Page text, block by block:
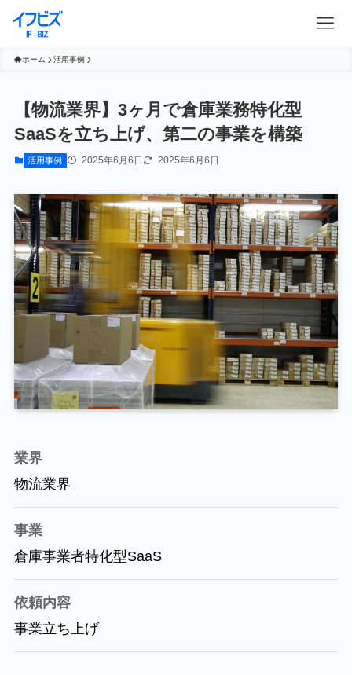
ホーム 活用事例
【物流業界】3ヶ月で倉庫業務特化型
SaaSを立ち上げ、第二の事業を構築
活用事例 2025年6月6日 2025年6月6日
業界
物流業界
事業
倉庫事業者特化型SaaS
依頼内容
事業立ち上げ